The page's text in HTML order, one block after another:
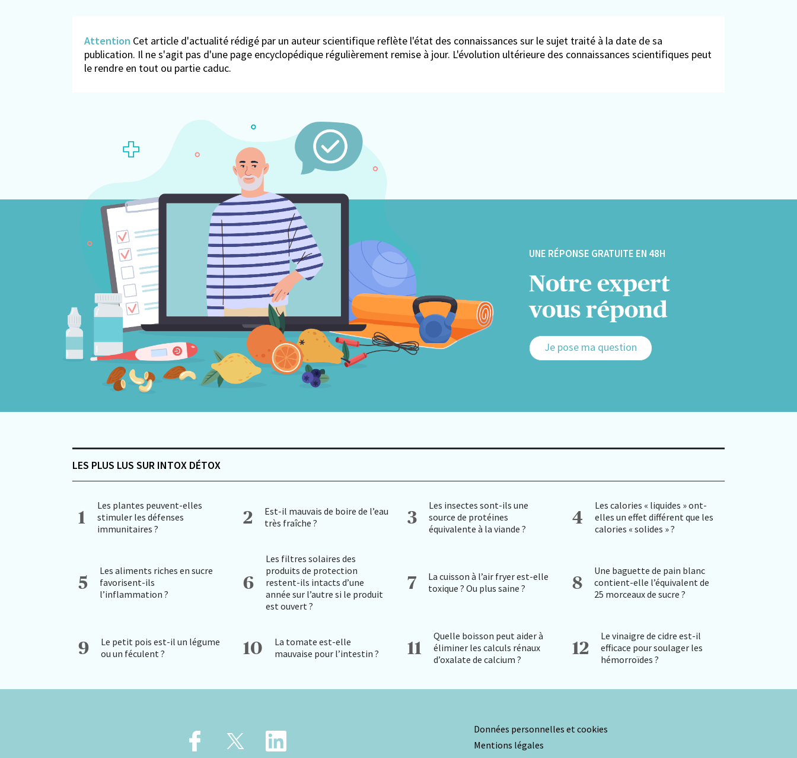
Attention Cet article d'actualité rédigé par un auteur scientifique reflète l'état des connaissances sur le sujet traité à la date de sa
publication. Il ne s'agit pas d'une page encyclopédique régulièrement remise à jour. L'évolution ultérieure des connaissances scientifiques peut
le rendre en tout ou partie caduc.
UNE RÉPONSE GRATUITE EN 48H
Notre expert
vous répond
Je pose ma question
LES PLUS LUS SUR INTOX DÉTOX
1
Les plantes peuvent-elles
stimuler les défenses
immunitaires ?
2
Est-il mauvais de boire de l’eau
très fraîche ?
3
Les insectes sont-ils une
source de protéines
équivalente à la viande ?
4
Les calories « liquides » ont-
elles un effet différent que les
calories « solides » ?
5
Les aliments riches en sucre
favorisent-ils
l’inflammation ?
6
Les filtres solaires des
produits de protection
restent-ils intacts d’une
année sur l’autre si le produit
est ouvert ?
7
La cuisson à l’air fryer est-elle
toxique ? Ou plus saine ?
8
Une baguette de pain blanc
contient-elle l’équivalent de
25 morceaux de sucre ?
9
Le petit pois est-il un légume
ou un féculent ?
10
La tomate est-elle
mauvaise pour l’intestin ?
11
Quelle boisson peut aider à
éliminer les calculs rénaux
d’oxalate de calcium ?
12
Le vinaigre de cidre est-il
efficace pour soulager les
hémorroïdes ?
Données personnelles et cookies
Mentions légales